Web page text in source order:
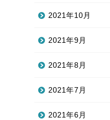
2021年10月
2021年9月
2021年8月
2021年7月
2021年6月